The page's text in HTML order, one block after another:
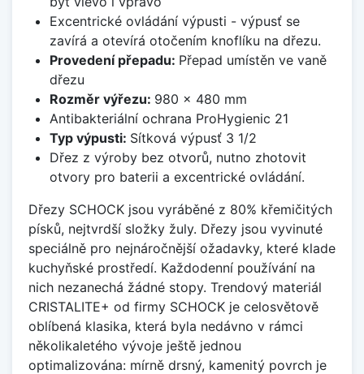
Excentrické ovládání výpusti - výpusť se
zavírá a otevírá otočením knoflíku na dřezu.
Provedení přepadu: Přepad umístěn ve vaně
dřezu
Rozměr výřezu: 980 x 480 mm
Antibakteriální ochrana ProHygienic 21
Typ výpusti: Sítková výpusť 3 1/2
Dřez z výroby bez otvorů, nutno zhotovit
otvory pro baterii a excentrické ovládání.
Dřezy SCHOCK jsou vyráběné z 80% křemičitých
písků, nejtvrdší složky žuly. Dřezy jsou vyvinuté
speciálně pro nejnáročnější ožadavky, které klade
kuchyňské prostředí. Každodenní používání na
nich nezanechá žádné stopy. Trendový materiál
CRISTALITE+ od firmy SCHOCK je celosvětově
oblíbená klasika, která byla nedávno v rámci
několikaletého vývoje ještě jednou
optimalizována: mírně drsný, kamenitý povrch je